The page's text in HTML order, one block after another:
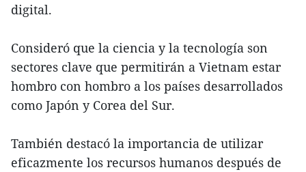
digital.
Consideró que la ciencia y la tecnología son
sectores clave que permitirán a Vietnam estar
hombro con hombro a los países desarrollados
como Japón y Corea del Sur.
También destacó la importancia de utilizar
eficazmente los recursos humanos después de